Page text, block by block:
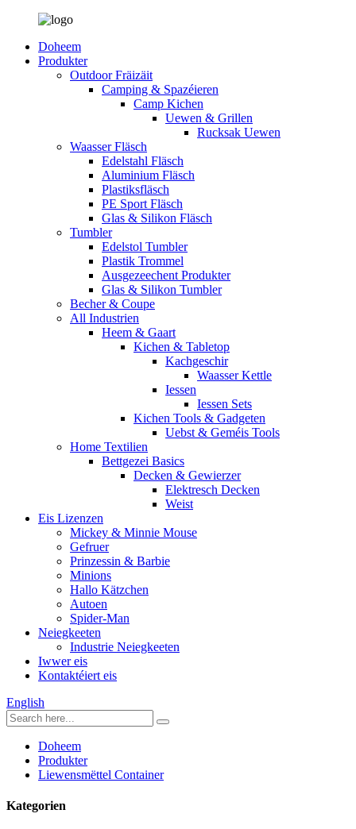
Doheem
Produkter
Outdoor Fräizäit
Camping & Spazéieren
Camp Kichen
Uewen & Grillen
Rucksak Uewen
Waasser Fläsch
Edelstahl Fläsch
Aluminium Fläsch
Plastiksfläsch
PE Sport Fläsch
Glas & Silikon Fläsch
Tumbler
Edelstol Tumbler
Plastik Trommel
Ausgezeechent Produkter
Glas & Silikon Tumbler
Becher & Coupe
All Industrien
Heem & Gaart
Kichen & Tabletop
Kachgeschir
Waasser Kettle
Iessen
Iessen Sets
Kichen Tools & Gadgeten
Uebst & Geméis Tools
Home Textilien
Bettgezei Basics
Decken & Gewierzer
Elektresch Decken
Weist
Eis Lizenzen
Mickey & Minnie Mouse
Gefruer
Prinzessin & Barbie
Minions
Hallo Kätzchen
Autoen
Spider-Man
Neiegkeeten
Industrie Neiegkeeten
Iwwer eis
Kontaktéiert eis
English
Doheem
Produkter
Liewensmëttel Container
Kategorien